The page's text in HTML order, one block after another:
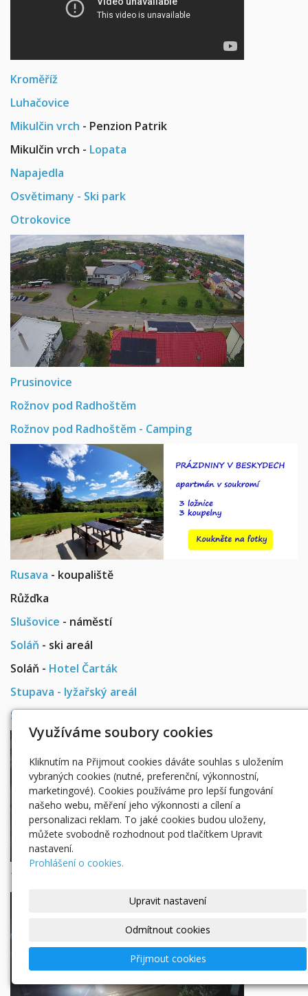
Kroměříž
Luhačovice
Mikulčin vrch - Penzion Patrik
Mikulčin vrch - Lopata
Napajedla
Osvětimany - Ski park
Otrokovice
Prusinovice
Rožnov pod Radhoštěm
Rožnov pod Radhoštěm - Camping
Rusava - koupaliště
Růžďka
Slušovice - náměstí
Soláň - ski areál
Soláň - Hotel Čarták
Stupava - lyžařský areál
Svatý Hostýn
Troják - skiareál
Využíváme soubory cookies
Kliknutím na Přijmout cookies dáváte souhlas s uložením
vybraných cookies (nutné, preferenční, výkonnostní,
marketingové). Cookies používáme pro lepší fungování
našeho webu, měření jeho výkonnosti a cílení a
personalizaci reklam. To jaké cookies budou uloženy,
můžete svobodně rozhodnout pod tlačítkem Upravit
nastavení.
Prohlášení o cookies.
Upravit nastavení
Odmítnout cookies
Přijmout cookies